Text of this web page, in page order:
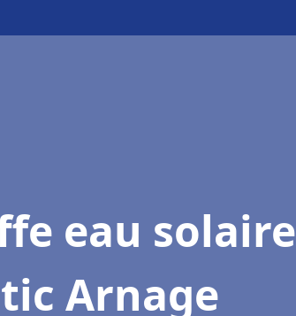
eau solaire
Arnage